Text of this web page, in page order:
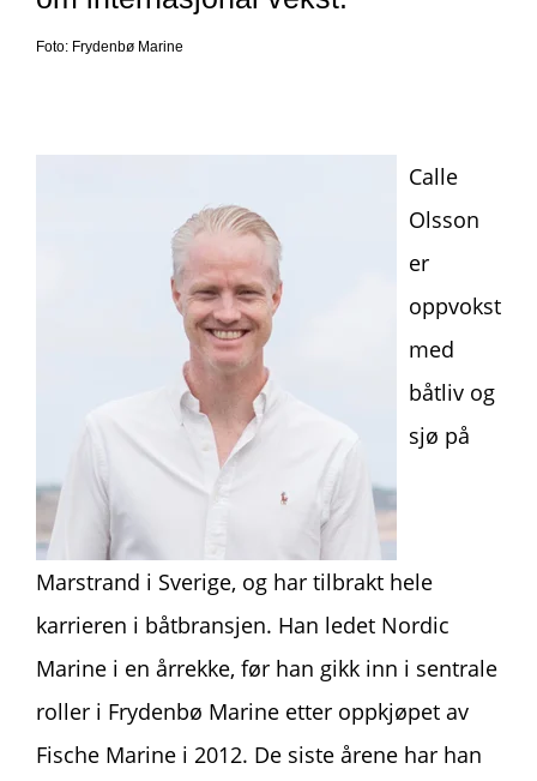
Foto: Frydenbø Marine
Calle
Olsson
er
oppvokst
med
båtliv og
sjø på
Marstrand i Sverige, og har tilbrakt hele
karrieren i båtbransjen. Han ledet Nordic
Marine i en årrekke, før han gikk inn i sentrale
roller i Frydenbø Marine etter oppkjøpet av
Fische Marine i 2012. De siste årene har han